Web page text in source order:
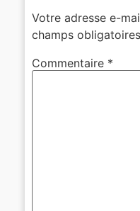
Votre adresse e-
champs
Commentaire *